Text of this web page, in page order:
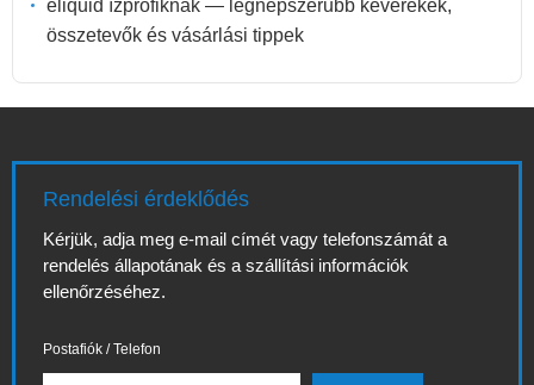
eliquid ízprofiknak — legnépszerűbb keverékek,
összetevők és vásárlási tippek
Rendelési érdeklődés
Kérjük, adja meg e-mail címét vagy telefonszámát a
rendelés állapotának és a szállítási információk
ellenőrzéséhez.
Postafiók / Telefon